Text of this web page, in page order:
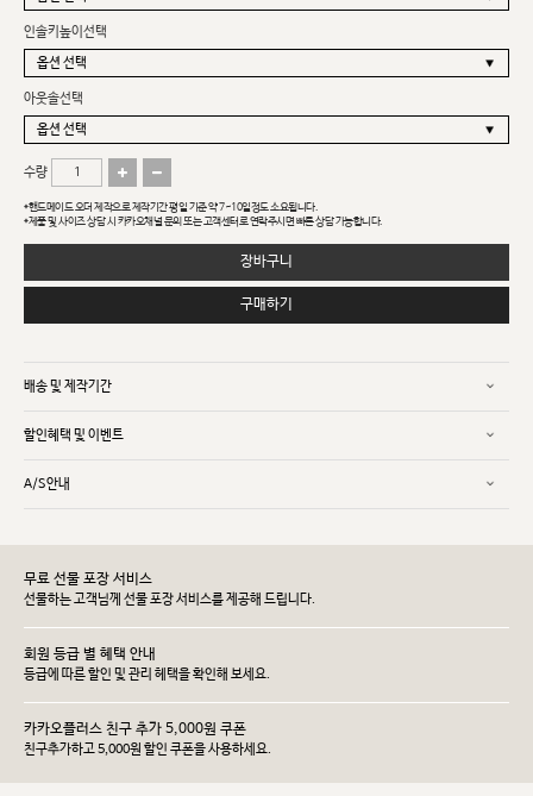
인솔키높이선택
아웃솔선택
수량
*핸드메이드 오더 제작으로 제작기간 평일 기준 약 7~10일정도 소요됩니다.
*제품 및 사이즈 상담 시 카카오채널 문의 또는 고객센터로 연락주시면 빠른 상담 가능합니다.
장바구니
구매하기
배송 및 제작기간
할인혜택 및 이벤트
A/S안내
무료 선물 포장 서비스
선물하는 고객님께 선물 포장 서비스를 제공해 드립니다.
회원 등급 별 혜택 안내
등급에 따른 할인 및 관리 헤택을 확인해 보세요.
카카오플러스 친구 추가 5,000원 쿠폰
친구추가하고 5,000원 할인 쿠폰을 사용하세요.